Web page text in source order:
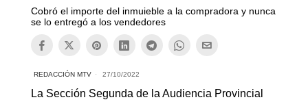
Cobró el importe del inmuieble a la compradora y nunca
se lo entregó a los vendedores
REDACCIÓN MTV 27/10/2022
La Sección Segunda de la Audiencia Provincial